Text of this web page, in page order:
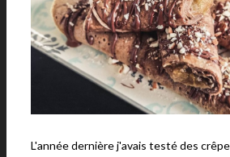
L'année dernière j'avais testé des